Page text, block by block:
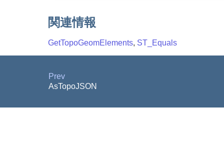
関連情報
GetTopoGeomElements, ST_Equals
Prev
AsTopoJSON